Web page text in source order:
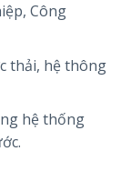
Công
thải, hệ thông
hệ thống